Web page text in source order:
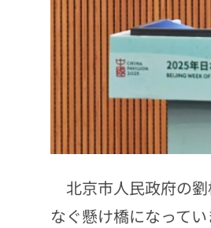
北京市人民政府の
なぐ懸け橋になって